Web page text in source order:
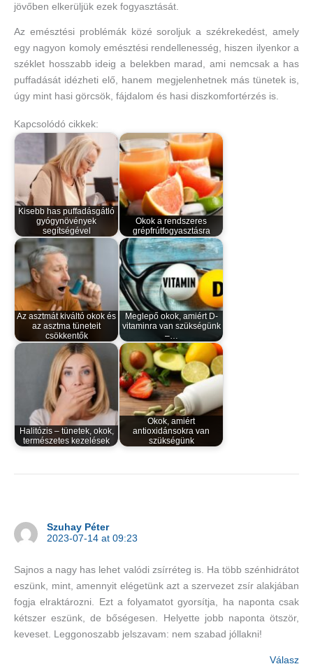
jövőben elkerüljük ezek fogyasztását.
Az emésztési problémák közé soroljuk a székrekedést, amely
egy nagyon komoly emésztési rendellenesség, hiszen ilyenkor a
széklet hosszabb ideig a belekben marad, ami nemcsak a has
puffadását idézheti elő, hanem megjelenhetnek más tünetek is,
úgy mint hasi görcsök, fájdalom és hasi diszkomfortérzés is.
Kapcsolódó cikkek:
Kisebb has puffadásgátló
gyógynövények
segítségével
Okok a rendszeres
grépfrútfogyasztásra
Az asztmát kiváltó okok és
az asztma tüneteit
csökkentők
Meglepő okok, amiért D-
vitaminra van szükségünk
–…
Halitózis – tünetek, okok,
természetes kezelések
Okok, amiért
antioxidánsokra van
szükségünk
Szuhay Péter
2023-07-14 at 09:23
Sajnos a nagy has lehet valódi zsírréteg is. Ha több szénhidrátot
eszünk, mint, amennyit elégetünk azt a szervezet zsír alakjában
fogja elraktározni. Ezt a folyamatot gyorsítja, ha naponta csak
kétszer eszünk, de bőségesen. Helyette jobb naponta ötször,
keveset. Leggonoszabb jelszavam: nem szabad jóllakni!
Válasz